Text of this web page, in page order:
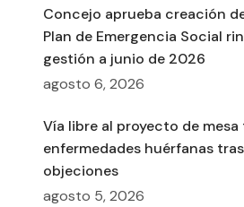
Concejo aprueba creación
Plan de Emergencia Social
gestión a junio de 2026
agosto 6, 2026
Vía libre al proyecto de
enfermedades huérfanas
objeciones
agosto 5, 2026